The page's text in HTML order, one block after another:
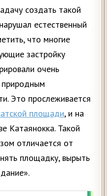
создать такой
естественный
что многие
застройку
очень
Это прослеживается
площади, и на
Катаянокка. Такой
отличается от
площадку, вырыть